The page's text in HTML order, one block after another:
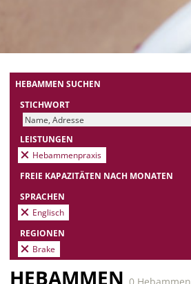
HEBAMMEN SUCHEN
STICHWORT
LEISTUNGEN
Hebammenpraxis
FREIE KAPAZITÄTEN NACH MONATEN
SPRACHEN
Englisch
REGIONEN
Brake
HEBAMMEN